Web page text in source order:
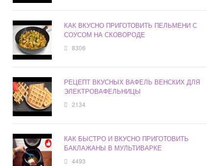
КАК ВКУСНО ПРИГОТОВИТЬ ПЕЛЬМЕНИ С
СОУСОМ НА СКОВОРОДЕ
8306
РЕЦЕПТ ВКУСНЫХ ВАФЕЛЬ ВЕНСКИХ ДЛЯ
ЭЛЕКТРОВАФЕЛЬНИЦЫ
2134
КАК БЫСТРО И ВКУСНО ПРИГОТОВИТЬ
БАКЛАЖАНЫ В МУЛЬТИВАРКЕ
4493